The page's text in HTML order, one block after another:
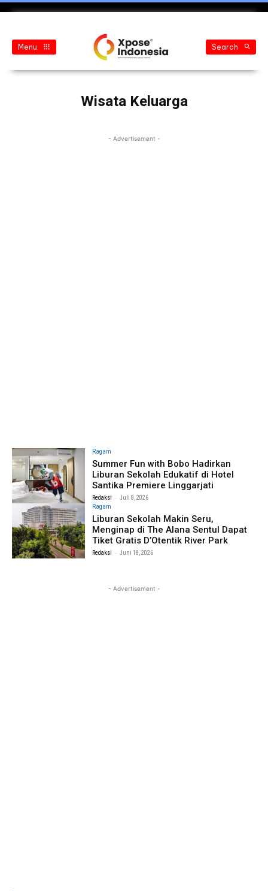
Menu Search
Wisata Keluarga
- Advertisement -
Ragam
Summer Fun with Bobo Hadirkan
Liburan Sekolah Edukatif di Hotel
Santika Premiere Linggarjati
Redaksi - Juli 8, 2026
Ragam
Liburan Sekolah Makin Seru,
Menginap di The Alana Sentul Dapat
Tiket Gratis D’Otentik River Park
Redaksi - Juni 18, 2026
- Advertisement -